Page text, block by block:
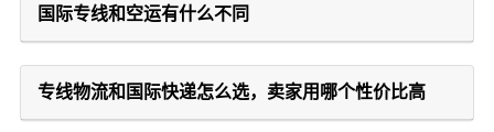
国际专线和空运有什么不同
专线物流和国际快递怎么选，卖家用哪个性价比高